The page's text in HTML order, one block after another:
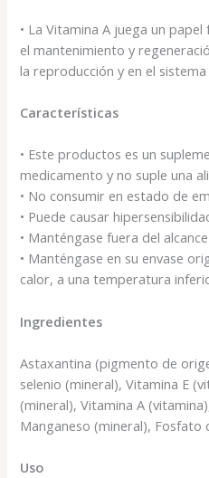
• La Vitamina A juega un
el mantenimiento y
la reproducción y en el
Características
• Este productos es un
medicamento y no suple una
• No consumir en estado de
• Puede causar
• Manténgase fuera del
• Manténgase en su envase
calor, a una temperatura
Ingredientes
Astaxantina (pigmento de
selenio (mineral), Vitamina E
(mineral), Vitamina A
Manganeso (mineral), Fosfato
Uso